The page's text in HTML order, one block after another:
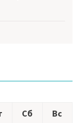
Сб
Вс